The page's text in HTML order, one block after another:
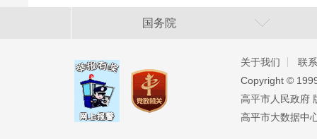
国务院
关于我们
联
Copyright ©️
高平市人民政府
高平市大数据